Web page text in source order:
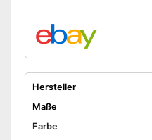
Hersteller
Maße
Farbe